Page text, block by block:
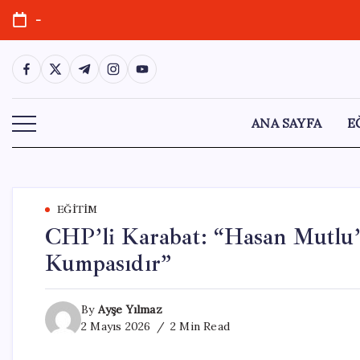
Skip
content
-
https://www.facebook.com/
https://twitter.com/
https://t.me/
https://www.instagram.com/
https://youtube.com/
ANA SAYFA
EĞITIM
CHP’li Karabat: “Hasan
Kumpasıdır”
By Ayşe Yılmaz
2 Mayıs 2026
2 Min Read